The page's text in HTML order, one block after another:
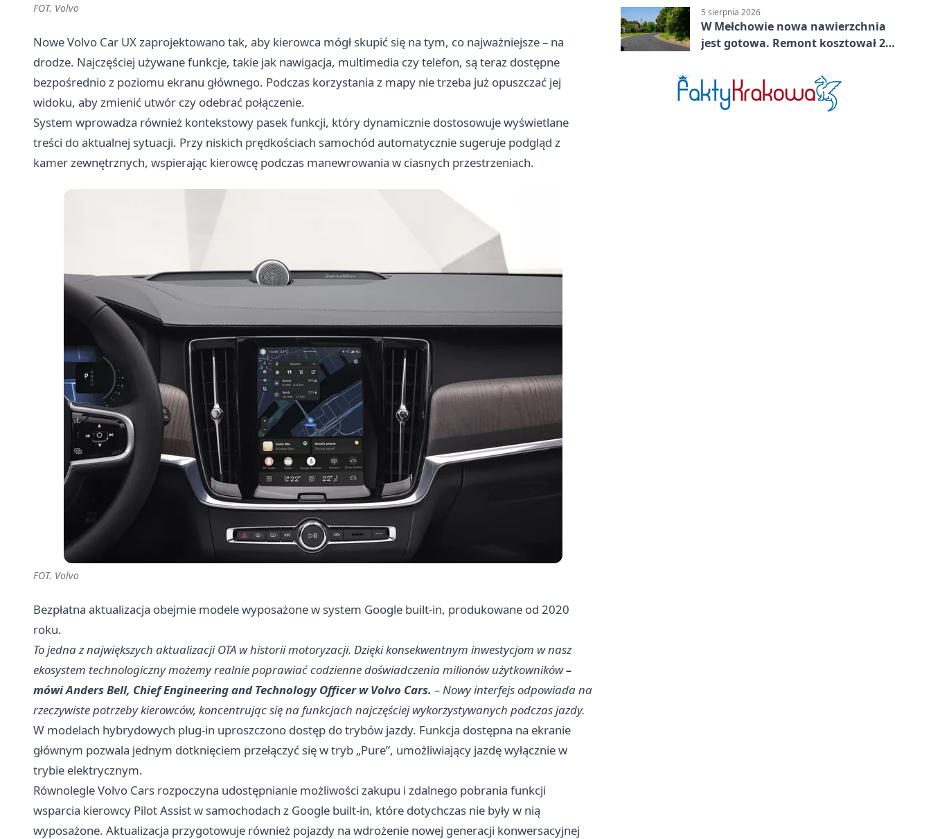
FOT. Volvo
Nowe Volvo Car UX zaprojektowano tak, aby kierowca mógł skupić się na tym, co najważniejsze – na
drodze. Najczęściej używane funkcje, takie jak nawigacja, multimedia czy telefon, są teraz dostępne
bezpośrednio z poziomu ekranu głównego. Podczas korzystania z mapy nie trzeba już opuszczać jej
widoku, aby zmienić utwór czy odebrać połączenie.
System wprowadza również kontekstowy pasek funkcji, który dynamicznie dostosowuje wyświetlane
treści do aktualnej sytuacji. Przy niskich prędkościach samochód automatycznie sugeruje podgląd z
kamer zewnętrznych, wspierając kierowcę podczas manewrowania w ciasnych przestrzeniach.
FOT. Volvo
Bezpłatna aktualizacja obejmie modele wyposażone w system Google built-in, produkowane od 2020
roku.
To jedna z największych aktualizacji OTA w historii motoryzacji. Dzięki konsekwentnym inwestycjom w nasz
ekosystem technologiczny możemy realnie poprawiać codzienne doświadczenia milionów użytkowników–
mówi Anders Bell, Chief Engineering and Technology Officer w Volvo Cars. – Nowy interfejs odpowiada na
rzeczywiste potrzeby kierowców, koncentrując się na funkcjach najczęściej wykorzystywanych podczas jazdy.
W modelach hybrydowych plug-in uproszczono dostęp do trybów jazdy. Funkcja dostępna na ekranie
głównym pozwala jednym dotknięciem przełączyć się w tryb „Pure”, umożliwiający jazdę wyłącznie w
trybie elektrycznym.
Równolegle Volvo Cars rozpoczyna udostępnianie możliwości zakupu i zdalnego pobrania funkcji
wsparcia kierowcy Pilot Assist w samochodach z Google built-in, które dotychczas nie były w nią
wyposażone. Aktualizacja przygotowuje również pojazdy na wdrożenie nowej generacji konwersacyjnej
5 sierpnia 2026
W Mełchowie nowa nawierzchnia
jest gotowa. Remont kosztował 222